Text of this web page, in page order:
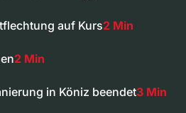
auf Kurs2 Min
2 Min
in Köniz beendet3 Min